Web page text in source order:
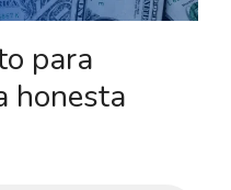
para
honesta